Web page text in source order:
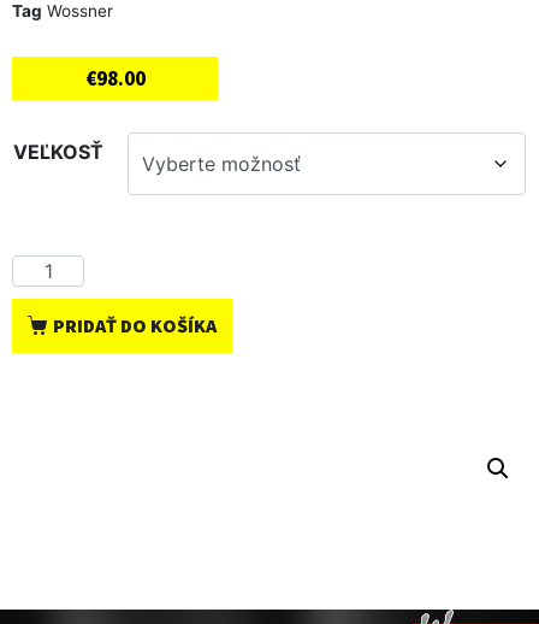
Tag Wossner
€98.00
VEĽKOSŤ
PRIDAŤ DO KOŠÍKA